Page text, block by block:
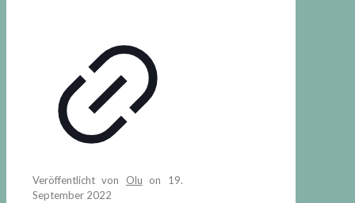
Veröffentlicht von Olu on 19.
September 2022